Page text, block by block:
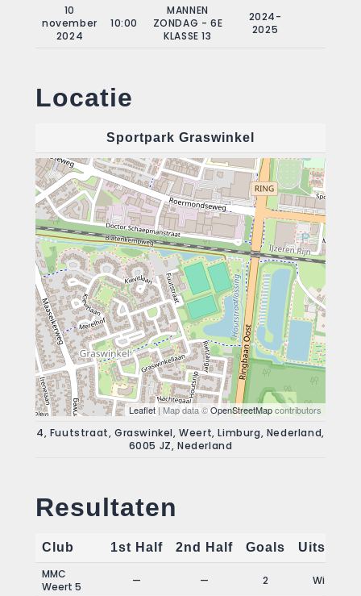
10
november
2024
10:00
MANNEN
ZONDAG - 6E
KLASSE 13
2024-
2025
Locatie
Sportpark Graswinkel
Leaflet | Map data ©OpenStreetMapcontributors
4, Fuutstraat, Graswinkel, Weert, Limburg, Nederland,
6005 JZ, Nederland
Resultaten
Club 1st Half 2nd Half Goals
Uitslag
MMC
Weert 5
— — 2 Win